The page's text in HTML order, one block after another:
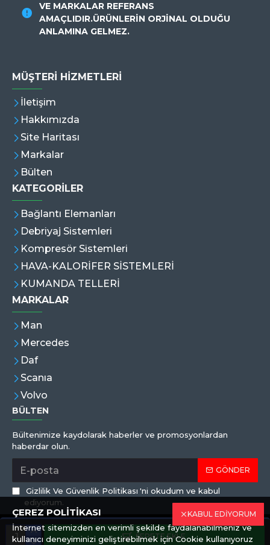
SEPETE EKLE
VE MARKALAR REFERANS
AMAÇLIDIR.ÜRÜNLERİN ORJİNAL OLDUĞU
ANLAMINA GELMEZ.
MÜŞTERI HIZMETLERI
İletişim
Hakkımızda
Site Haritası
Markalar
Bülten
KATEGORİLER
Bağlantı Elemanları
Debriyaj Sistemleri
Kompresör Sistemleri
HAVA-KALORİFER SİSTEMLERİ
KUMANDA TELLERİ
MARKALAR
Man
Mercedes
Daf
Scanıa
Volvo
BÜLTEN
Bültenimize kaydolarak haberler ve promosyonlardan
haberdar olun.
GÖNDER
Gizlilik Ve Güvenlik Politikası 'ni okudum ve kabul
ediyorum.
Copyright © 2019,Eren Hortum, Tüm Hakları Saklıdır
KABUL EDİYORUM
ÇEREZ POLİTİKASI
İnternet sitemizden en verimli şekilde faydalanabilmeniz ve
kullanıcı deneyiminizi geliştirebilmek için Cookie kullanıyoruz